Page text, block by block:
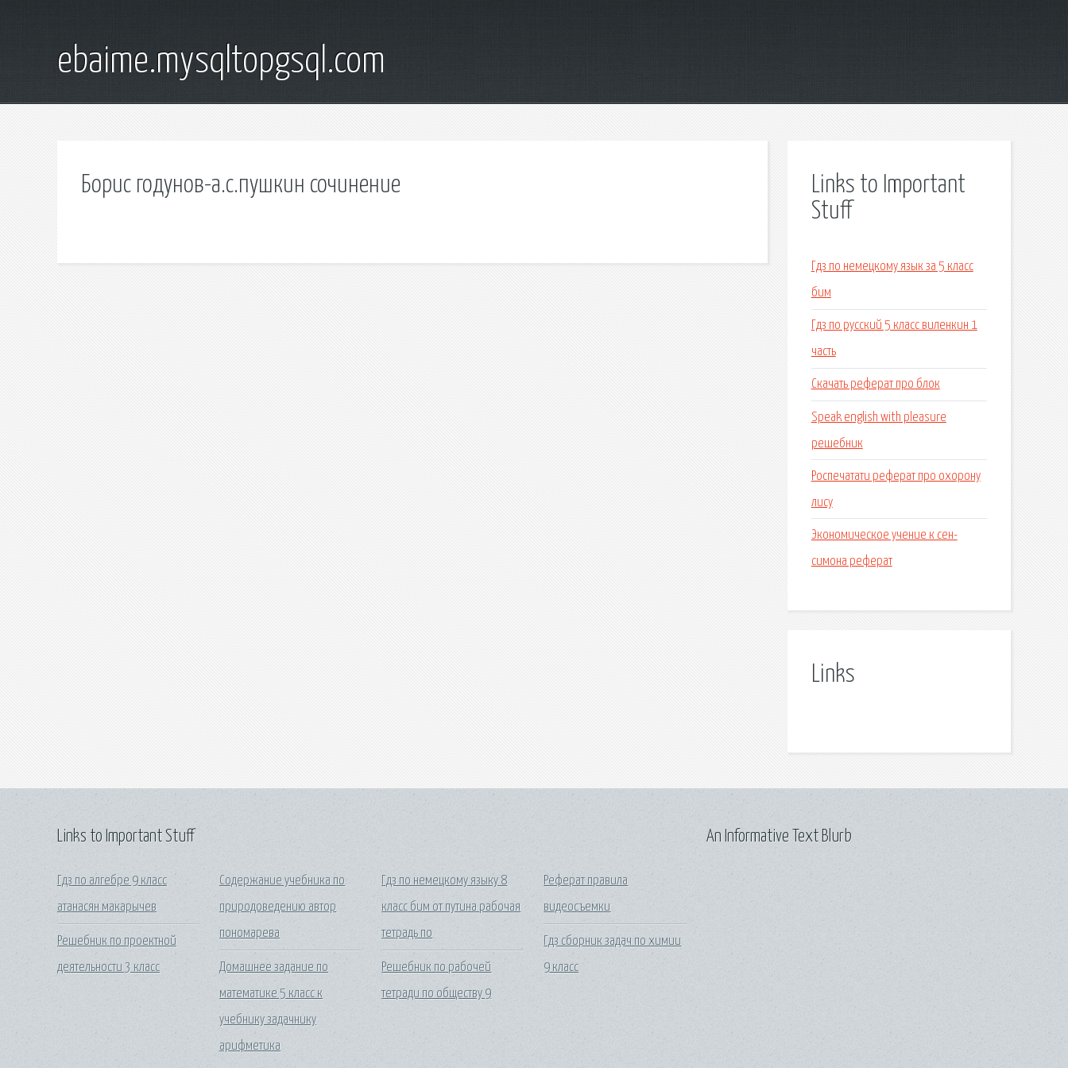
ebaime.mysqltopgsql.com
Борис годунов-а.с.пушкин сочинение
Links to Important
Stuff
Гдз по немецкому язык за 5 класс
бим
Гдз по русский 5 класс виленкин 1
часть
Скачать реферат про блок
Speak english with pleasure
решебник
Роспечатати реферат про охорону
лису
Экономическое учение к сен-
симона реферат
Links
Links to Important Stuff
Гдз по алгебре 9 класс
атанасян макарычев
Решебник по проектной
деятельности 3 класс
Содержание учебника по
природоведению автор
пономарева
Домашнее задание по
математике 5 класс к
учебнику задачнику
арифметика
Гдз по немецкому языку 8
класс бим от путина рабочая
тетрадь по
Решебник по рабочей
тетради по обществу 9
Реферат правила
видеосъемки
Гдз сборник задач по химии
9 класс
An Informative Text Blurb